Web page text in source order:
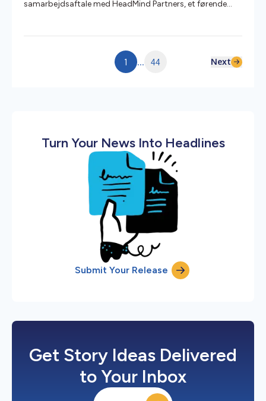
samarbejdsaftale med HeadMind Partners, et førende
af 25 års erhvervserfaring og ekspertise inden for
– store virksomheder fra både den private og offentlige
sektor – med at styrke deres digitale modstandskraft og
1 ... 44 Next
Turn Your News Into Headlines
Submit Your Release
Get Story Ideas Delivered
to Your Inbox